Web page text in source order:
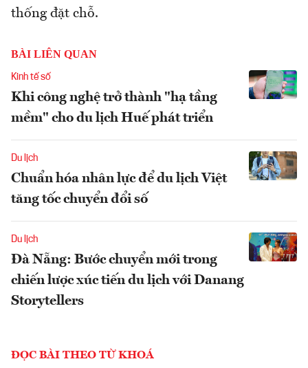
thống đặt chỗ.
BÀI LIÊN QUAN
Kinh tế số
Khi công nghệ trở thành "hạ tầng
mềm" cho du lịch Huế phát triển
Du lịch
Chuẩn hóa nhân lực để du lịch Việt
tăng tốc chuyển đổi số
Du lịch
Đà Nẵng: Bước chuyển mới trong
chiến lược xúc tiến du lịch với Danang
Storytellers
ĐỌC BÀI THEO TỪ KHOÁ